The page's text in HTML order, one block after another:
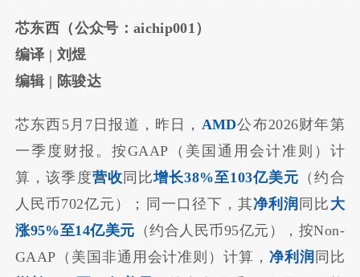
芯东西（公众号：aichip001）
编译 | 刘煜
编辑 | 陈骏达
芯东西5月7日报道，昨日， AMD公布2026财年第
一季度财报。按GAAP（美国通用会计准则）计
算，该季度营收 同比增长38%至103亿美元 （约合
人民币702亿元）；同一口径下，其净利润 同比 大
涨95%至14亿美元 （约合人民币95亿元），按Non-
GAAP（美国非通用会计准则）计算， 净利润 同比